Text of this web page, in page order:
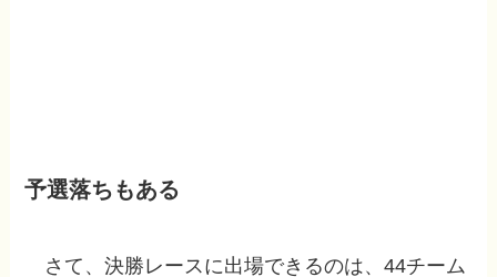
予選落ちもある
さて、決勝レースに出場できるのは、44チーム